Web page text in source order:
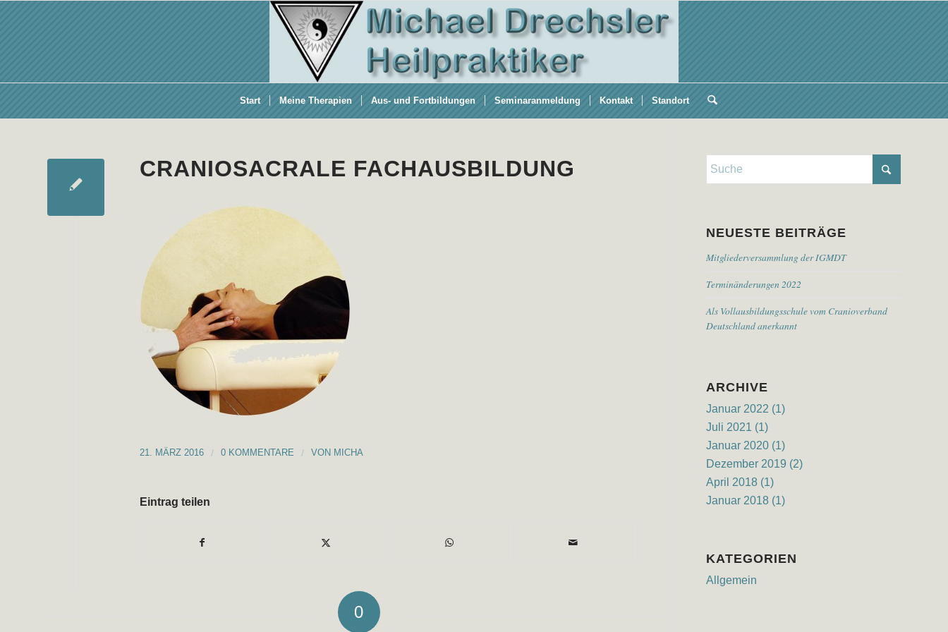
Start Meine Therapien Aus- und Fortbildungen Seminaranmeldung Kontakt Standort
CRANIOSACRALE FACHAUSBILDUNG
21. MÄRZ 2016 / 0 KOMMENTARE / VON MICHA
Eintrag teilen
0
NEUESTE BEITRÄGE
Mitgliederversammlung der IGMDT
Terminänderungen 2022
Als Vollausbildungsschule vom Cranioverband
Deutschland anerkannt
ARCHIVE
Januar 2022 (1)
Juli 2021 (1)
Januar 2020 (1)
Dezember 2019 (2)
April 2018 (1)
Januar 2018 (1)
KATEGORIEN
Allgemein